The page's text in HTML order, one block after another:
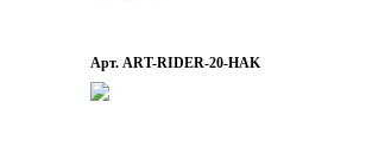
Арт. ART-RIDER-20-HAK